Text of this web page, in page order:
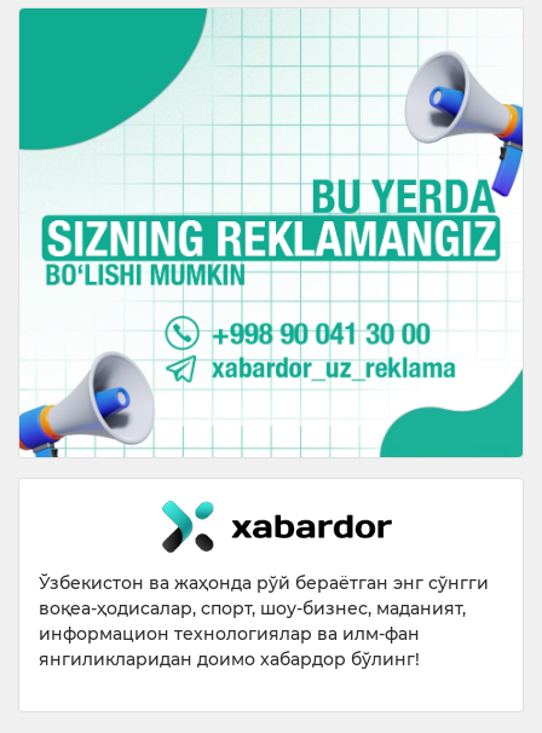
Ўзбекистон ва жаҳонда рўй бераётган энг сўнгги
воқеа-ҳодисалар, спорт, шоу-бизнес, маданият,
информацион технологиялар ва илм-фан
янгиликларидан доимо хабардор бўлинг!